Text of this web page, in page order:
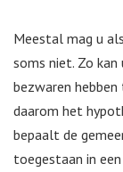
Meestal mag u
soms niet. Zo
bezwaren hebben
daarom het
bepaalt de
toegestaan in